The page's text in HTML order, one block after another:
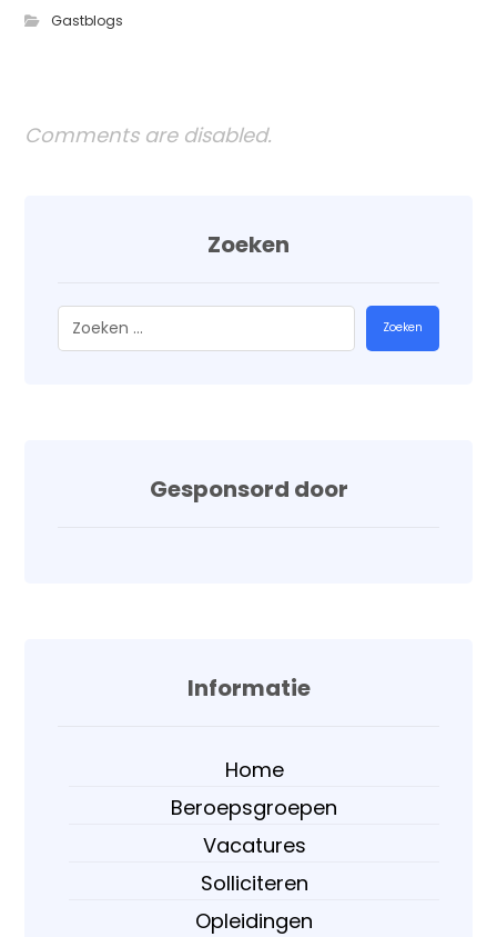
Gastblogs
Comments are disabled.
Zoeken
Zoeken
Gesponsord door
Informatie
Home
Beroepsgroepen
Vacatures
Solliciteren
Opleidingen